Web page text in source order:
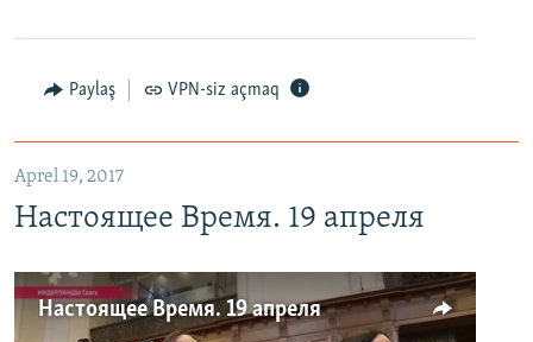
Paylaş VPN-siz açmaq
Aprel 19, 2017
Настоящее Время. 19 апреля
Настоящее Время. 19 апреля